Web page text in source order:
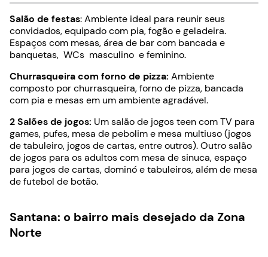
Salão de festas: Ambiente ideal para reunir seus
convidados, equipado com pia, fogão e geladeira.
Espaços com mesas, área de bar com bancada e
banquetas, WCs masculino e feminino.
Churrasqueira com forno de pizza: Ambiente
composto por churrasqueira, forno de pizza, bancada
com pia e mesas em um ambiente agradável.
2 Salões de jogos: Um salão de jogos teen com TV para
games, pufes, mesa de pebolim e mesa multiuso (jogos
de tabuleiro, jogos de cartas, entre outros). Outro salão
de jogos para os adultos com mesa de sinuca, espaço
para jogos de cartas, dominó e tabuleiros, além de mesa
de futebol de botão.
Santana: o bairro mais desejado da Zona
Norte